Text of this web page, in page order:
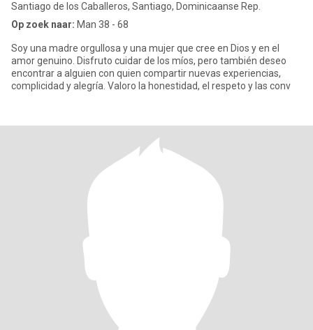
Santiago de los Caballeros, Santiago, Dominicaanse Rep.
Op zoek naar: Man 38 - 68
Soy una madre orgullosa y una mujer que cree en Dios y en el
amor genuino. Disfruto cuidar de los míos, pero también deseo
encontrar a alguien con quien compartir nuevas experiencias,
complicidad y alegría. Valoro la honestidad, el respeto y las conv